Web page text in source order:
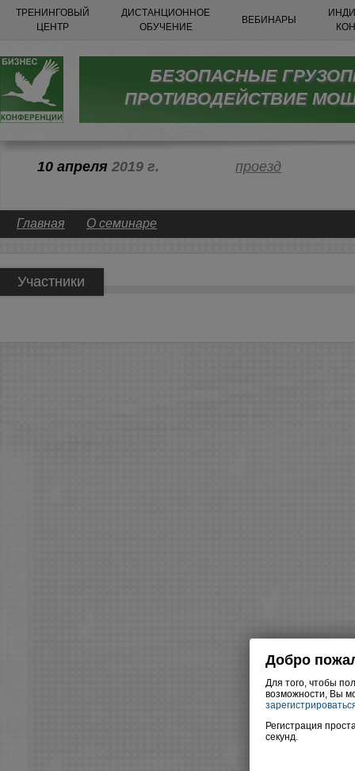
ТРЕНИНГОВЫЙ
ЦЕНТР
ДИСТАНЦИОННОЕ
ОБУЧЕНИЕ
ВЕБИНАРЫ
БЕЗОПАСНЫЕ
ПРОТИВОДЕЙСТВИЕ
10 апреля 2019 г. проезд
Главная О семинаре
Участники